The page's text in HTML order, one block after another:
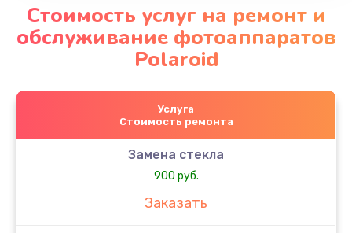
Стоимость услуг на ремонт и
обслуживание фотоаппаратов
Polaroid
Услуга
Стоимость ремонта
Замена стекла
900 руб.
Заказать